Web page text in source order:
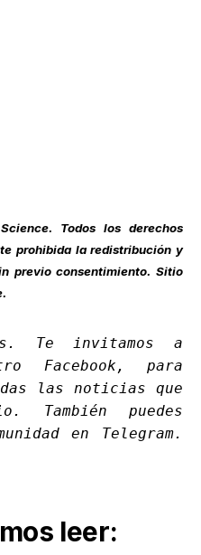
. Todos los derechos
prohibida la redistribución y
previo consentimiento. Sitio
Te invitamos a
Facebook , para
las noticias que
También puedes
en Telegram.
leer: